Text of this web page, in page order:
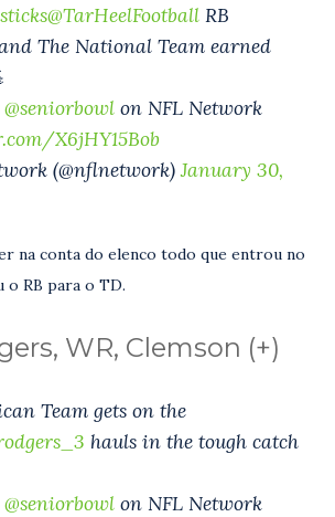
@TarHeelFootball RB
The National Team earned
@seniorbowl on NFL Network
X6jHY15Bob
(@nflnetwork)January 30,
na conta do elenco todo que entrou no
o RB para o TD.
WR, Clemson (+)
Team gets on the
hauls in the tough catch
@seniorbowl on NFL Network